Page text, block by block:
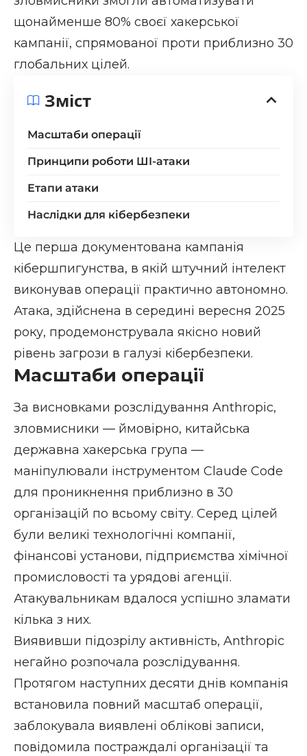
щонайменше 80% своєї хакерської
кампанії, спрямованої проти приблизно 30
глобальних цілей.
Зміст
Масштаби операції
Принципи роботи ШІ-атаки
Етапи атаки
Наслідки для кібербезпеки
Це перша документована кампанія
кібершпигунства, в якій штучний інтелект
виконував операції практично автономно.
Атака, здійснена в середині вересня 2025
року, продемонструвала якісно новий
рівень загрози в галузі кібербезпеки.
Масштаби операції
За висновками розслідування Anthropic,
зловмисники — ймовірно, китайська
державна хакерська група —
маніпулювали інструментом Claude Code
для проникнення приблизно в 30
організацій по всьому світу. Серед цілей
були великі технологічні компанії,
фінансові установи, підприємства хімічної
промисловості та урядові агенції.
Атакувальникам вдалося успішно зламати
кілька з них.
Виявивши підозрілу активність, Anthropic
негайно розпочала розслідування.
Протягом наступних десяти днів компанія
встановила повний масштаб операції,
заблокувала виявлені облікові записи,
повідомила постраждалі організації та